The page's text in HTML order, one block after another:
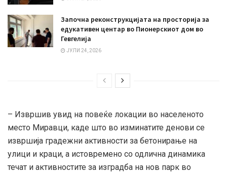
Започна реконструкцијата на просторија за
едукативен центар во Пионерскиот дом во
Гевгелија
ЈУЛИ 24, 2026
– Извршив увид на повеќе локации во населеното
место Миравци, каде што во изминатите денови се
извршија градежни активности за бетонирање на
улици и краци, а истовремено со одлична динамика
течат и активностите за изградба на нов парк во